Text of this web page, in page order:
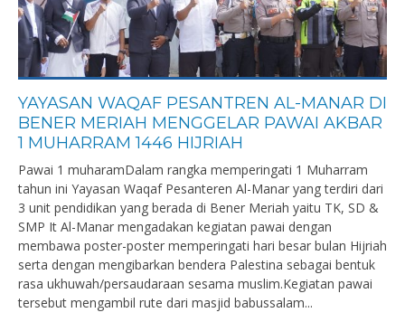
YAYASAN WAQAF PESANTREN AL-MANAR DI
BENER MERIAH MENGGELAR PAWAI AKBAR
1 MUHARRAM 1446 HIJRIAH
Pawai 1 muharamDalam rangka memperingati 1 Muharram
tahun ini Yayasan Waqaf Pesanteren Al-Manar yang terdiri dari
3 unit pendidikan yang berada di Bener Meriah yaitu TK, SD &
SMP It Al-Manar mengadakan kegiatan pawai dengan
membawa poster-poster memperingati hari besar bulan Hijriah
serta dengan mengibarkan bendera Palestina sebagai bentuk
rasa ukhuwah/persaudaraan sesama muslim.Kegiatan pawai
tersebut mengambil rute dari masjid babussalam...